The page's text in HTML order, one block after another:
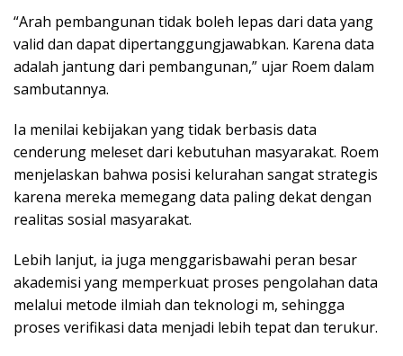
“Arah pembangunan tidak boleh lepas dari data yang
valid dan dapat dipertanggungjawabkan. Karena data
adalah jantung dari pembangunan,” ujar Roem dalam
sambutannya.
Ia menilai kebijakan yang tidak berbasis data
cenderung meleset dari kebutuhan masyarakat. Roem
menjelaskan bahwa posisi kelurahan sangat strategis
karena mereka memegang data paling dekat dengan
realitas sosial masyarakat.
Lebih lanjut, ia juga menggarisbawahi peran besar
akademisi yang memperkuat proses pengolahan data
melalui metode ilmiah dan teknologi m, sehingga
proses verifikasi data menjadi lebih tepat dan terukur.